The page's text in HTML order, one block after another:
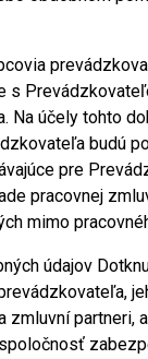
s
Na účely tohto
budú
pre
pracovnej
mimo
údajov
zmluvní partneri,